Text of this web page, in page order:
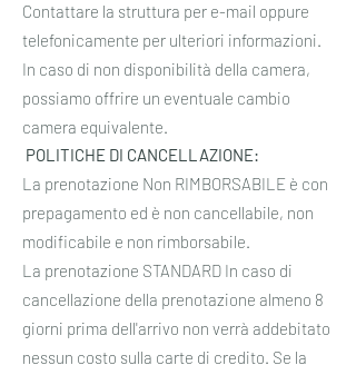
Contattare la struttura per e-mail oppure
telefonicamente per ulteriori informazioni.
In caso di non disponibilità della camera,
possiamo offrire un eventuale cambio
camera equivalente.
POLITICHE DI CANCELLAZIONE:
La prenotazione Non RIMBORSABILE è con
prepagamento ed è non cancellabile, non
modificabile e non rimborsabile.
La prenotazione STANDARD In caso di
cancellazione della prenotazione almeno 8
giorni prima dell'arrivo non verrà addebitato
nessun costo sulla carte di credito. Se la